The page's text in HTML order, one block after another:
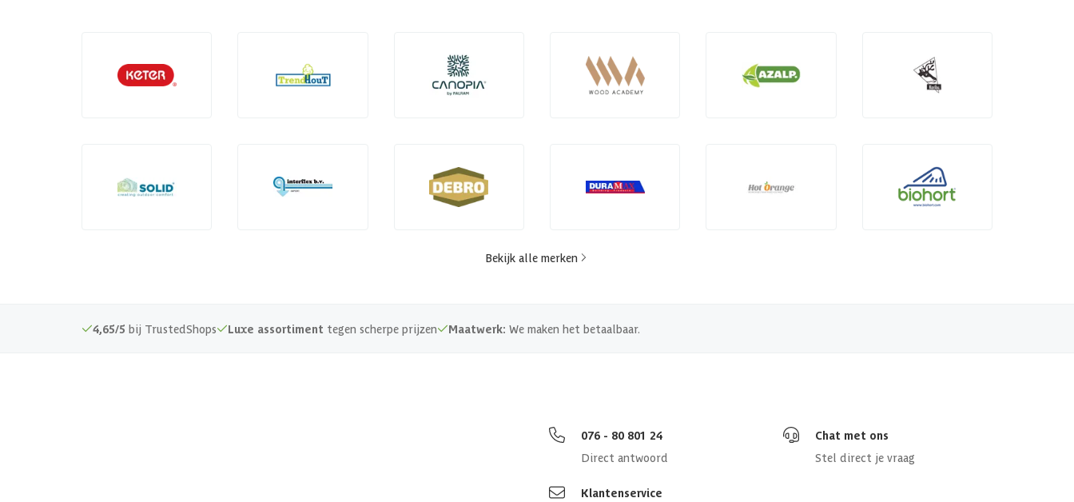
Bekijk alle merken
4,65/5 bij TrustedShops Luxe assortiment tegen scherpe prijzen Maatwerk: We maken het betaalbaar.
076 - 80 801 24
Direct antwoord
Chat met ons
Stel direct je vraag
Klantenservice